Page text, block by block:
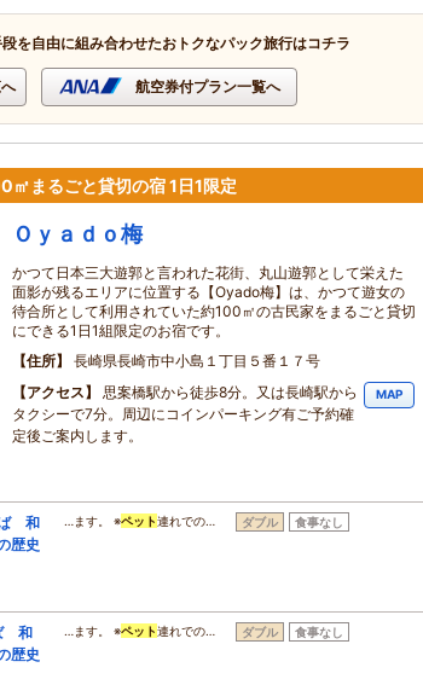
を自由に組み合わせたおトクなパック旅行はコチラ
航空券付プラン一覧へ
㎡まるごと貸切の宿 1日1限定
Ｏｙａｄｏ梅
かつて日本三大遊郭と言われた花街、丸山遊郭として栄えた
面影が残るエリアに位置する【Oyado梅】は、かつて遊女の
待合所として利用されていた約100㎡の古民家をまるごと貸切
にできる1日1組限定のお宿です。
住所
長崎県長崎市中小島１丁目５番１７号
アクセス
思案橋駅から徒歩8分。又は長崎駅から
タクシーで7分。周辺にコインパーキング有ご予約確
定後ご案内します。
MAP
ば 和
歴史
…ます。 ※ペット連れでの… ダブル 食事なし
和
歴史
…ます。 ※ペット連れでの… ダブル 食事なし